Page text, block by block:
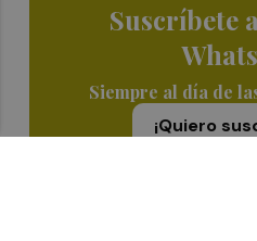
Suscríbete
Siempre al día de
¡Quiero